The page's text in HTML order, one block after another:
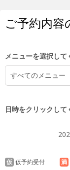
ご予約内容
メニューを選択して
すべてのメニュー
日時をクリックして
仮 仮予約受付 満